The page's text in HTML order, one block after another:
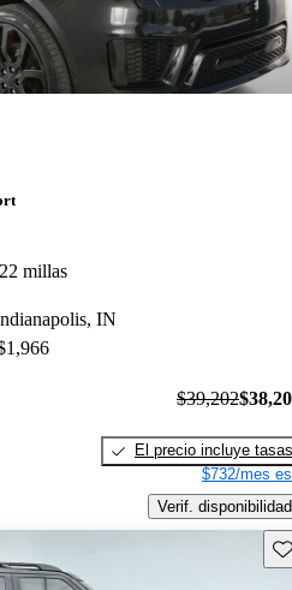
millas
IN
$39,202
El precio incluye tasas
$732/mes
Verif. disponibilidad